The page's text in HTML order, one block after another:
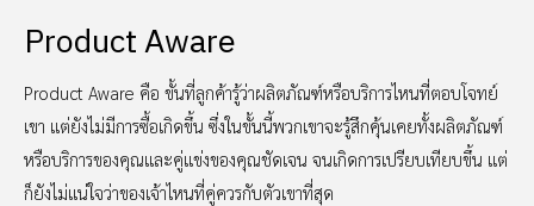
Product Aware
Product Aware คือ ขั้นที่ลูกค้ารู้ว่าผลิตภัณฑ์หรือบริการไหนที่ตอบโจทย์
เขา แต่ยังไม่มีการซื้อเกิดขึ้น ซึ่งในขั้นนี้พวกเขาจะรู้สึกคุ้นเคยทั้งผลิตภัณฑ์
หรือบริการของคุณและคู่แข่งของคุณชัดเจน จนเกิดการเปรียบเทียบขึ้น แต่
ก็ยังไม่แน่ใจว่าของเจ้าไหนที่คู่ควรกับตัวเขาที่สุด